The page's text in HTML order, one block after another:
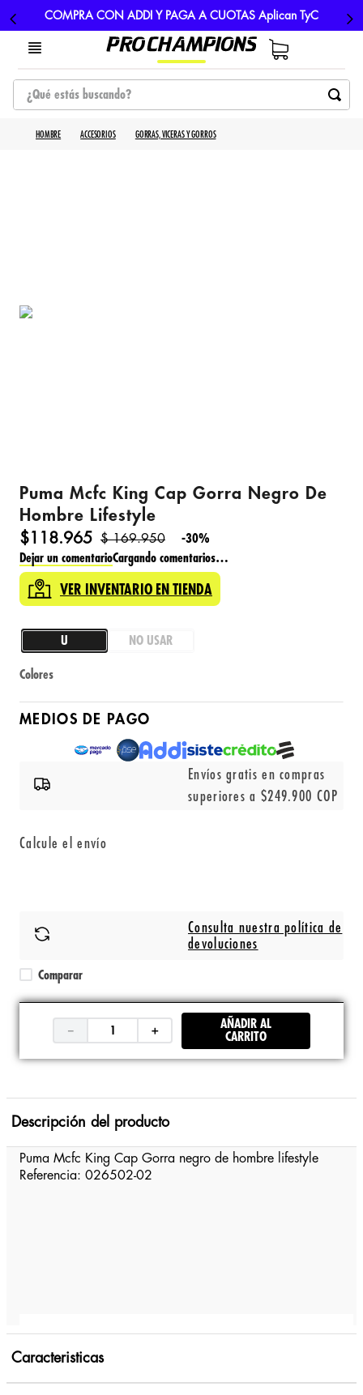
COMPRA CON ADDI Y PAGA A CUOTAS Aplican TyC
HOMBRE ACCESORIOS GORRAS, VICERAS Y GORROS
Puma Mcfc King Cap Gorra Negro De
Hombre Lifestyle
$118.965 $ 169.950 -30%
Dejar un comentarioCargando comentarios…
VER INVENTARIO EN TIENDA
U NO USAR
Colores
MEDIOS DE PAGO
Envíos gratis en compras
superiores a $249.900 COP
Calcule el envío
Consulta nuestra política de
devoluciones
Comparar
＋
－
AÑADIR AL
CARRITO
Descripción del producto
Puma Mcfc King Cap Gorra negro de hombre lifestyle
Referencia: 026502-02
MOSTRAR MÁS
Caracteristicas